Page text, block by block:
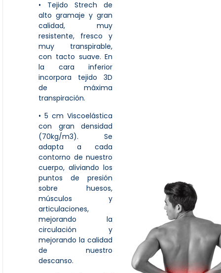
• Tejido Strech de
alto gramaje y gran
calidad, muy
resistente, fresco y
muy transpirable,
con tacto suave. En
la cara inferior
incorpora tejido 3D
de máxima
transpiración.
• 5 cm Viscoelástica
con gran densidad
(70kg/m3). Se
adapta a cada
contorno de nuestro
cuerpo, aliviando los
puntos de presión
sobre huesos,
músculos y
articulaciones,
mejorando la
circulación y
mejorando la calidad
de nuestro
descanso.